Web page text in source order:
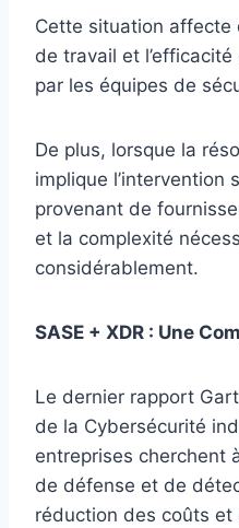
Cette situation affecte
de travail et
par les équipes de
De plus, lorsque la
implique l’intervention
provenant de
et la complexité
considérablement.
SASE + XDR : Une
Le dernier rapport
de la Cybersécurité
entreprises cherchent
de défense et de
réduction des coûts et